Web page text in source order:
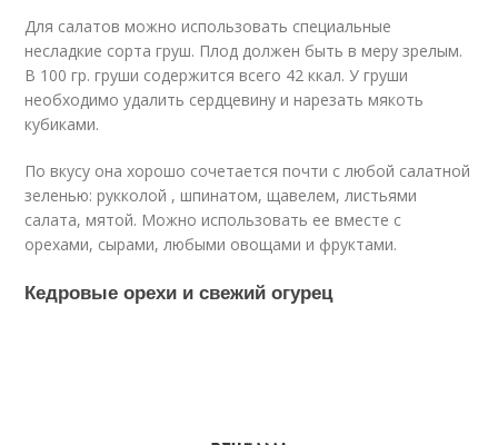
Для салатов можно использовать специальные
несладкие сорта груш. Плод должен быть в меру зрелым.
В 100 гр. груши содержится всего 42 ккал. У груши
необходимо удалить сердцевину и нарезать мякоть
кубиками.
По вкусу она хорошо сочетается почти с любой салатной
зеленью: рукколой , шпинатом, щавелем, листьями
салата, мятой. Можно использовать ее вместе с
орехами, сырами, любыми овощами и фруктами.
Кедровые орехи и свежий огурец